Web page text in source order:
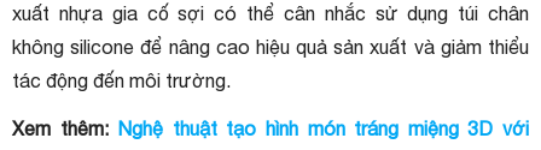
xuất nhựa gia cố sợi có thể cân nhắc sử dụng túi chân
không silicone để nâng cao hiệu quả sản xuất và giảm thiểu
tác động đến môi trường.
Xem thêm: Nghệ thuật tạo hình món tráng miệng 3D với